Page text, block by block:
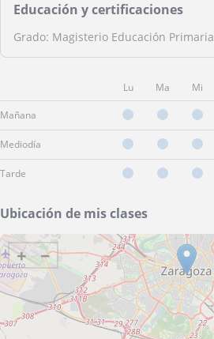
Educación y certificaciones
Grado: Magisterio Educación Primaria
Lu Ma Mi
Mañana
Mediodía
Tarde
Ubicación de mis clases
+ −